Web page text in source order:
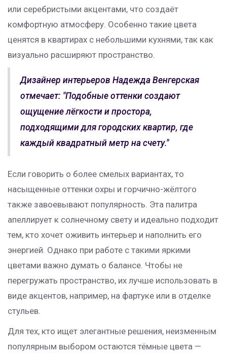
или серебристыми акцентами, что создаёт
комфортную атмосферу. Особенно такие цвета
ценятся в квартирах с небольшими кухнями, так как
визуально расширяют пространство.
Дизайнер интерьеров Надежда Венгерская
отмечает: "Подобные оттенки создают
ощущение лёгкости и простора,
подходящими для городских квартир, где
каждый квадратный метр на счету."
Если говорить о более смелых вариантах, то
насыщенные оттенки охры и горчично-жёлтого
также завоевывают популярность. Эта палитра
апеллирует к солнечному свету и идеально подходит
тем, кто хочет оживить интерьер и наполнить его
энергией. Однако при работе с такими яркими
цветами важно думать о балансе. Чтобы не
перегружать пространство, их лучше использовать в
виде акцентов, например, на фартуке или в отделке
стульев.
Для тех, кто ищет элегантные решения, неизменным
популярным выбором остаются тёмные цвета —